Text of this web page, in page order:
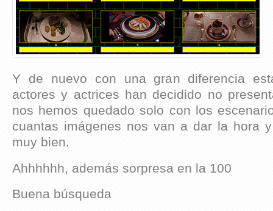
Y de nuevo con una gran diferencia
actores y actrices han decidido no
nos hemos quedado solo con los
cuantas imágenes nos van a dar la hora
muy bien.
Ahhhhhh, además sorpresa en la 100
Buena búsqueda